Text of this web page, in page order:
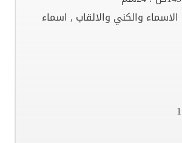
الاسماء والكني والالقاب , اسماء
1